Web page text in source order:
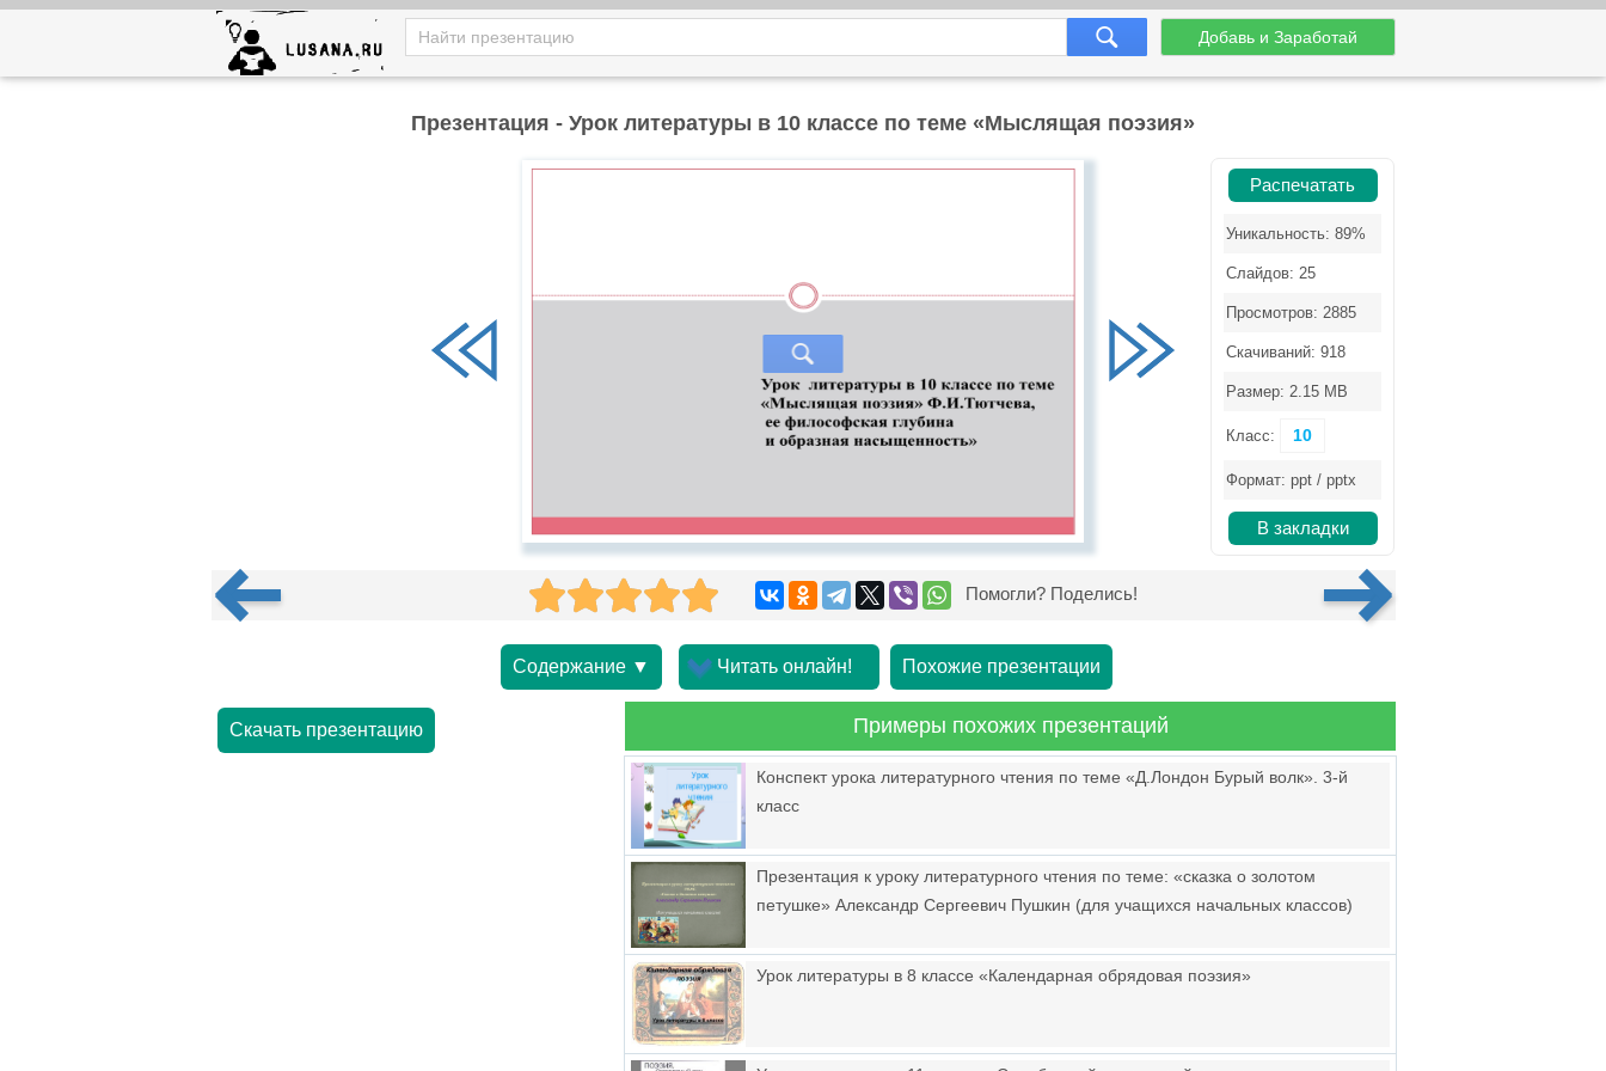
Добавь и Заработай
Презентация - Урок литературы в 10 классе по теме «Мыслящая поэзия»
Распечатать
Уникальность: 89%
Слайдов: 25
Просмотров: 2885
Скачиваний: 918
Размер: 2.15 MB
Класс: 10
Формат: ppt / pptx
В закладки
Помогли? Поделись!
Содержание ▼ Читать онлайн! Похожие презентации
Скачать презентацию Примеры похожих презентаций
Конспект урока литературного чтения по теме «Д.Лондон Бурый волк». 3-й
класс
Презентация к уроку литературного чтения по теме: «сказка о золотом
петушке» Александр Сергеевич Пушкин (для учащихся начальных классов)
Урок литературы в 8 классе «Календарная обрядовая поэзия»